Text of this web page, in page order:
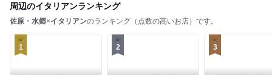
周辺のイタリアンランキング
佐原・水郷×イタリアンのランキング（点数の高いお店）です。
1 2 3